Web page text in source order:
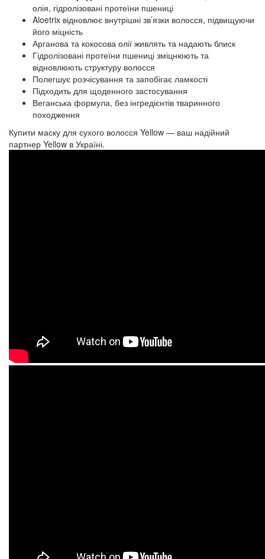
олія, гідролізовані протеїни пшениці
Aloetrix відновлює внутрішні зв’язки волосся, підвищуючи
його міцність
Арганова та кокосова олії живлять та надають блиск
Гідролізовані протеїни пшениці зміцнюють та
відновлюють структуру волосся
Полегшує розчісування та запобігає ламкості
Підходить для щоденного застосування
Веганська формула, без інгредієнтів тваринного
походження
Купити маску для сухого волосся Yellow — ваш надійний
партнер Yellow в Україні.